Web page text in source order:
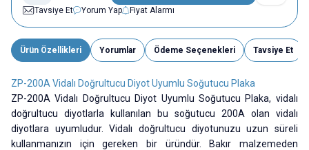
Tavsiye Et
Yorum Yap Fiyat Alarmı
Ürün Özellikleri Yorumlar Ödeme Seçenekleri Tavsiye Et
ZP-200A Vidalı Doğrultucu Diyot Uyumlu Soğutucu Plaka
ZP-200A Vidalı Doğrultucu Diyot Uyumlu Soğutucu Plaka, vidalı
doğrultucu diyotlarla kullanılan bu soğutucu 200A olan vidalı
diyotlara uyumludur. Vidalı doğrultucu diyotunuzu uzun süreli
kullanmanızın için gereken bir üründür. Bakır malzemeden